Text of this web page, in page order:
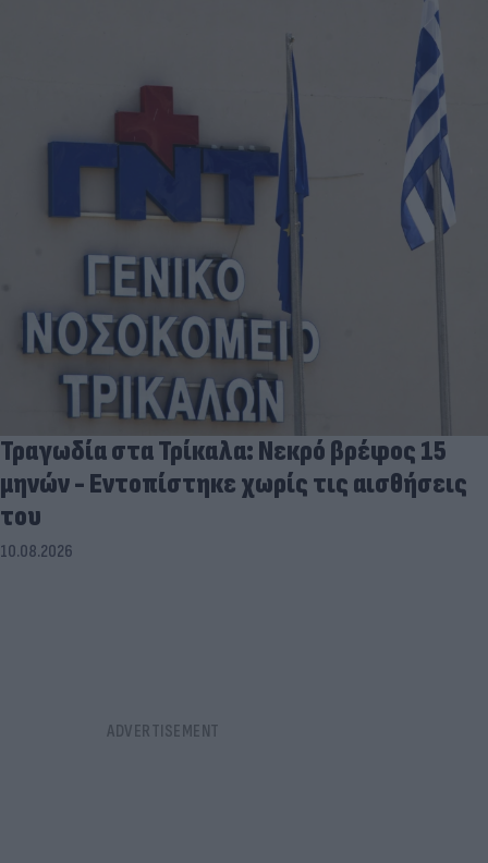
Τραγωδία στα Τρίκαλα: Νεκρό βρέφος 15
μηνών - Εντοπίστηκε χωρίς τις αισθήσεις
του
10.08.2026